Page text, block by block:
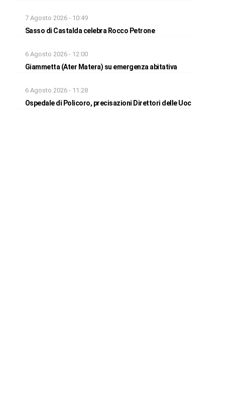
7 Agosto 2026 - 10:49
Sasso di Castalda celebra Rocco Petrone
6 Agosto 2026 - 12:00
Giammetta (Ater Matera) su emergenza abitativa
6 Agosto 2026 - 11:28
Ospedale di Policoro, precisazioni Direttori delle Uoc